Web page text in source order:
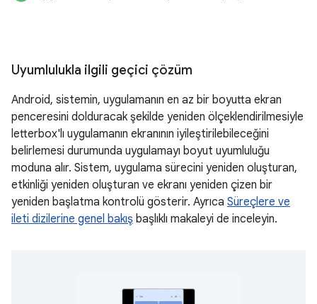
Uyumlulukla ilgili geçici çözüm
Android, sistemin, uygulamanın en az bir boyutta ekran
penceresini dolduracak şekilde yeniden ölçeklendirilmesiyle
letterbox'lı uygulamanın ekranının iyileştirilebileceğini
belirlemesi durumunda uygulamayı boyut uyumluluğu
moduna alır. Sistem, uygulama sürecini yeniden oluşturan,
etkinliği yeniden oluşturan ve ekranı yeniden çizen bir
yeniden başlatma kontrolü gösterir. Ayrıca Süreçlere ve
ileti dizilerine genel bakış başlıklı makaleyi de inceleyin.